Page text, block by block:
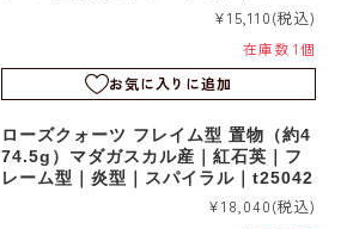
¥15,110(税込)
在庫数 1個
お気に入りに追加
ローズクォーツ フレイム型 置物（約4
74.5g）マダガスカル産｜紅石英｜フ
レーム型｜炎型｜スパイラル｜t25042
¥18,040(税込)